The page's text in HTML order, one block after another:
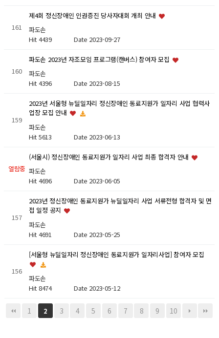
161
제4회 정신장애인 인권증진 당사자대회 개최 안내
파도손
Hit 4439 Date 2023-09-27
160
파도손 2023년 자조모임 프로그램(캔버스) 참여자 모집
파도손
Hit 4396 Date 2023-08-15
159
2023년 서울형 뉴딜일자리 정신장애인 동료지원가 일자리 사업 협력사
업장 모집 안내
파도손
Hit 5613 Date 2023-06-13
열람중
(서울시) 정신장애인 동료지원가 일자리 사업 최종 합격자 안내
파도손
Hit 4696 Date 2023-06-05
157
2023년 정신장애인 동료지원가 뉴딜일자리 사업 서류전형 합격자 및 면
접 일정 공지
파도손
Hit 4691 Date 2023-05-25
156
[서울형 뉴딜일자리 정신장애인 동료지원가 일자리사업] 참여자 모집
파도손
Hit 8474 Date 2023-05-12
1 2 3 4 5 6 7 8 9 10